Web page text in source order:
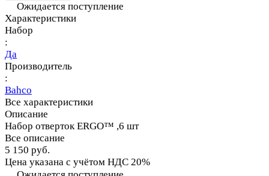
Ожидается поступление
Характеристики
Набор
:
Да
Производитель
:
Bahco
Все характеристики
Описание
Набор отверток ERGO™ ,6 шт
Все описание
5 150 руб.
Цена указана с учётом НДС 20%